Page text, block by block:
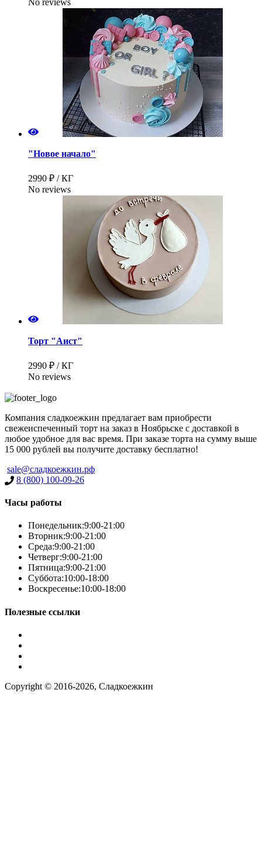
Телефон
No reviews
"Новое начало"
2990 ₽ / КГ
No reviews
Торт "Аист"
2990 ₽ / КГ
No reviews
Компания сладкоежкин предлагает вам приобрести
свежеиспеченный торт на заказ в Ноябрьске с доставкой в
любое удобное для вас время. При заказе торта на сумму выше
15 000 рублей вы получите доставку бесплатно!
sale@сладкоежкин.рф
8 (800) 100-09-26
Часы работы
Понедельник:9:00-21:00
Вторник:9:00-21:00
Среда:9:00-21:00
Четверг:9:00-21:00
Пятница:9:00-21:00
Суббота:10:00-18:00
Воскресенье:10:00-18:00
Полезные ссылки
Copyright © 2016-2026, Сладкоежкин